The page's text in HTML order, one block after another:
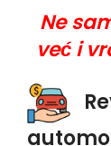
Ne
već i